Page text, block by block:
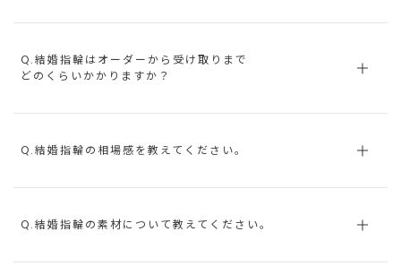
Q.結婚指輪はオーダーから受け取りまで
どのくらいかかりますか？
Q.結婚指輪の相場感を教えてください。
Q.結婚指輪の素材について教えてください。